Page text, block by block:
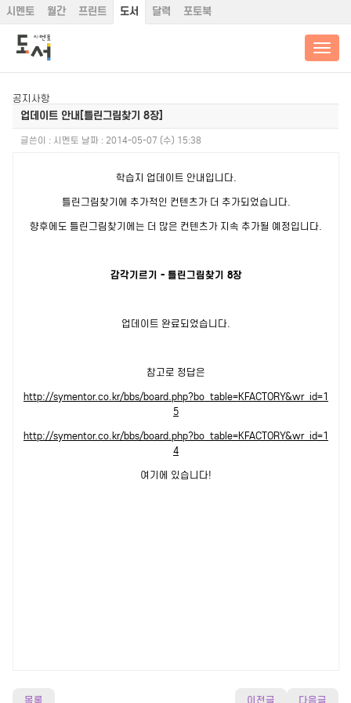
시멘토 월간 프린트 도서 달력 포토북
공지사항
업데이트 안내[틀린그림찾기 8장]
글쓴이 : 시멘토 날짜 : 2014-05-07 (수) 15:38
학습지 업데이트 안내입니다.
틀린그림찾기에 추가적인 컨텐츠가 더 추가되었습니다.
향후에도 틀린그림찾기에는 더 많은 컨텐츠가 지속 추가될 예정입니다.
감각기르기 - 틀린그림찾기 8장
업데이트 완료되었습니다.
참고로 정답은
http://symentor.co.kr/bbs/board.php?bo_table=KFACTORY&wr_id=1
5
http://symentor.co.kr/bbs/board.php?bo_table=KFACTORY&wr_id=1
4
여기에 있습니다!
목록 이전글 다음글